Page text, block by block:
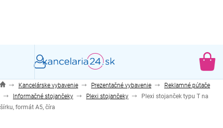
Kancelárske vybavenie Prezentačné vybavenie
Reklamné pútače
Informačné stojančeky
Plexi stojančeky
Plexi stojanček typu T na
šírku, formát A5, číra